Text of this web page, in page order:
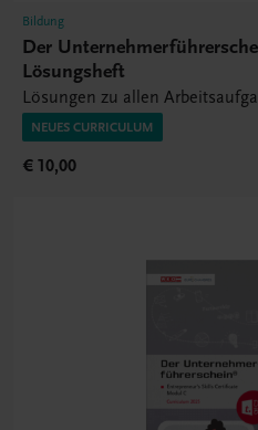
Bildung
Der
Lösungsheft
Lösungen zu allen
NEUES CURRICULUM
€ 10,00